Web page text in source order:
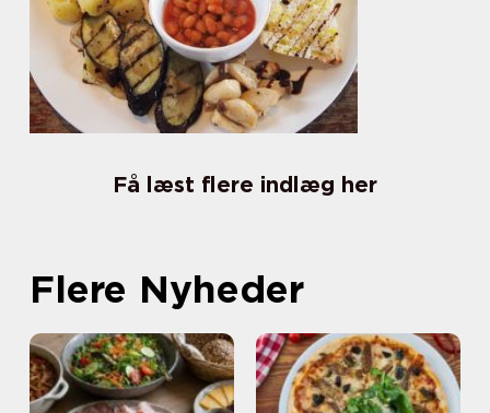
Få læst flere indlæg her
Flere Nyheder